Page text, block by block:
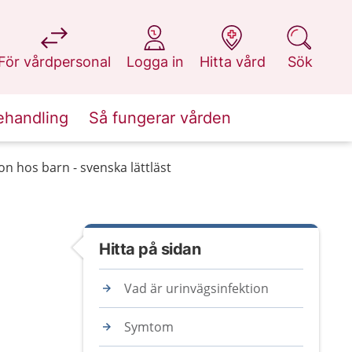
vårdpersonal
på 1177.se
Logga in
på 1177.se
Hitta vård
på 1177.se
Sök
på 1177.se
Så fungerar vården
hos barn - svenska lättläst
Hitta på sidan
Vad är urinvägsinfektion
Symtom